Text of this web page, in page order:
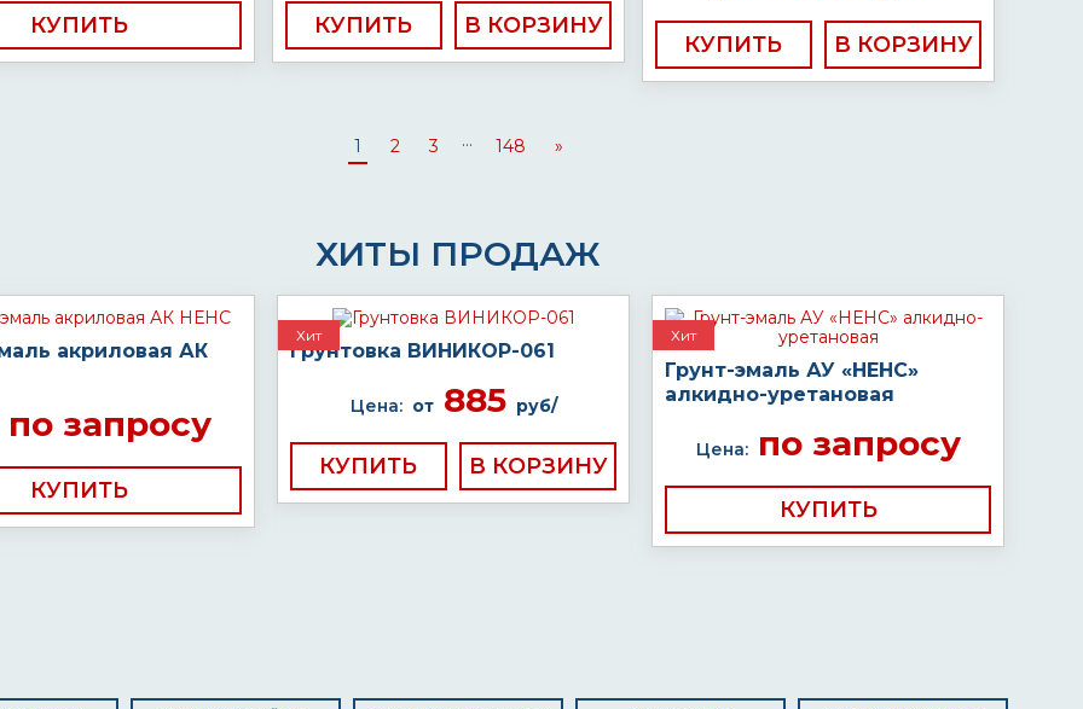
КУПИТЬ КУПИТЬ
КУПИТЬ
1 2 3 ... 148 »
ХИТЫ ПРОДАЖ
акриловая АК
запросу
КУПИТЬ
Хит
Грунтовка ВИНИКОР-061
Цена: от885 руб/
КУПИТЬ
Хит
Грунт-эмаль АУ «НЕНС»
алкидно-уретановая
Цена:по запросу
КУПИТЬ